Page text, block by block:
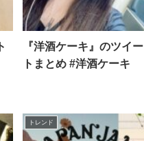
『洋酒ケーキ』のツイー
トまとめ #洋酒ケーキ
トレンド